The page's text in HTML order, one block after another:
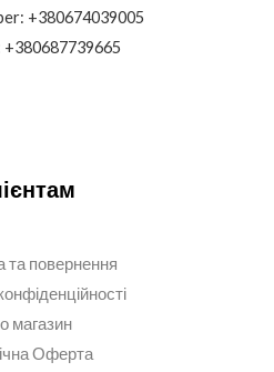
+380674039005
+380687739665
та повернення
магазин
Оферта